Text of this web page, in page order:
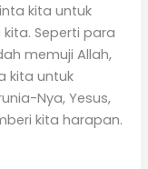
kita untuk
Seperti para
memuji Allah,
kita untuk
Nya, Yesus,
kita harapan.